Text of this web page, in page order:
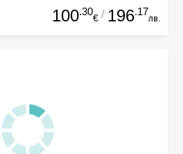
100.30
€ / 196.17
лв.